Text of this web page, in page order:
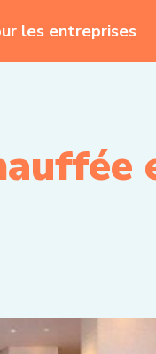
les entreprises